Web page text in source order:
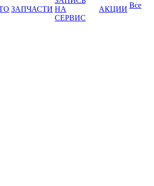
ЗАПЧАСТИ НА
СЕРВИС
АКЦИИ Все